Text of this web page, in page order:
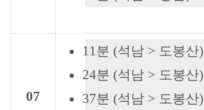
07
11분 (석남 > 도봉산)
24분 (석남 > 도봉산)
37분 (석남 > 도봉산)